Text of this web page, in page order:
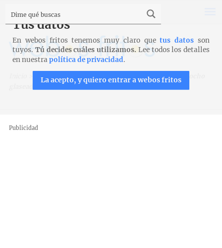
Recetas Bizcochos, magdalenas y galletas >
glaseado de mandarina
Publicidad
Tus datos
En webos fritos tenemos muy claro quetus datos son
tuyos. Tú decides cuáles utilizamos. Lee todos los detalles
en nuestrapolítica de privacidad.
La acepto, y quiero entrar a webos fritos